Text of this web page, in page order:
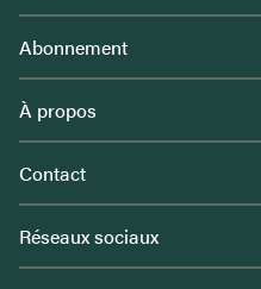
Abonnement
À propos
Contact
Réseaux sociaux